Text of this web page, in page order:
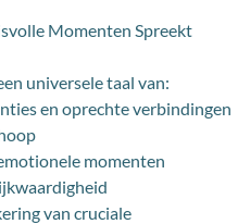
Momenten Spreekt
universele taal van:
en oprechte verbindingen
momenten
van cruciale